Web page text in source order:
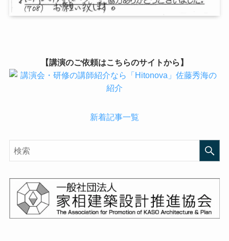
【講演のご依頼はこちらのサイトから】
新着記事一覧